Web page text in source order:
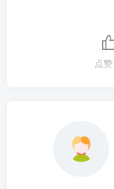
点赞